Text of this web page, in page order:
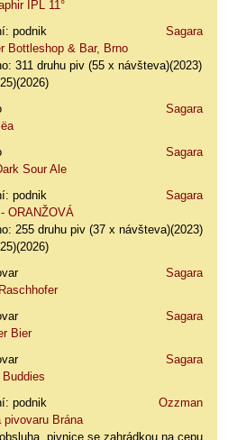
IPL 11°
podnik
Sagara
Bottleshop & Bar, Brno
311 druhu piv (55 x návšteva)(2023)
Sagara
Sagara
Sour Ale
podnik
Sagara
ORANŽOVÁ
255 druhu piv (37 x návšteva)(2023)
Sagara
Sagara
Bier
Sagara
podnik
Ozzman
pivovaru Brána
pivnice se zahrádkou na cepu